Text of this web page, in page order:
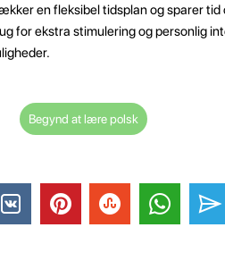
en fleksibel tidsplan og sparer
for ekstra stimulering og personlig
Begynd at lære polsk